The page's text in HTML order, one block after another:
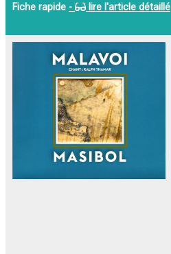
Fiche rapide - lire l'article détaillé